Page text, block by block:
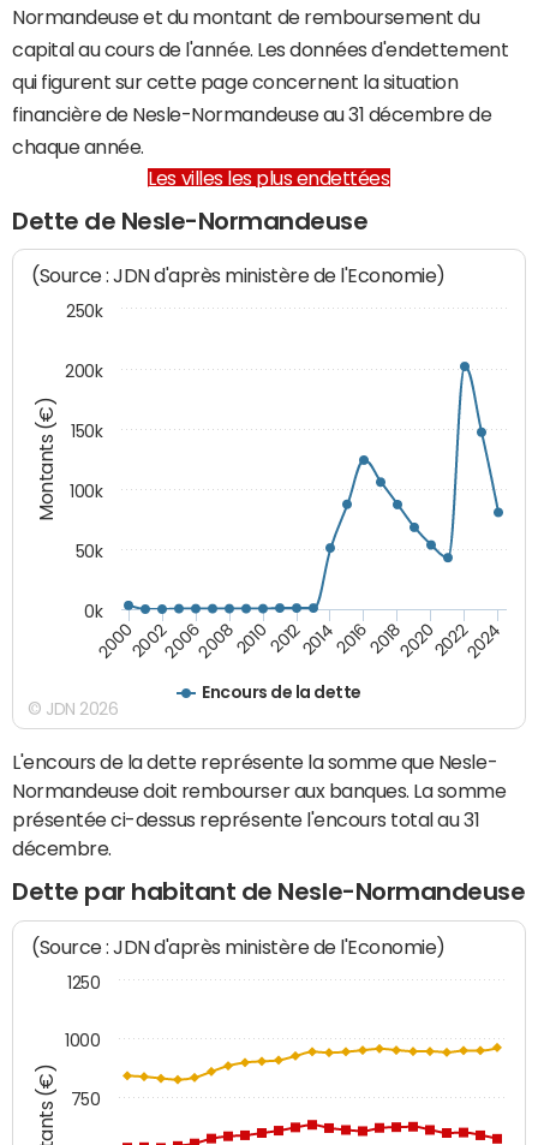
Normandeuse et du montant de remboursement du
capital au cours de l'année. Les données d'endettement
qui figurent sur cette page concernent la situation
financière de Nesle-Normandeuse au 31 décembre de
chaque année.
Les villes les plus endettées
Dette de Nesle-Normandeuse
Montants (€)
(Source : JDN d'après ministère de l'Economie)
Encours de la dette
200020022006200820102012201420162018202020222024
0k
50k
100k
150k
200k
250k
© JDN 2026
L'encours de la dette représente la somme que Nesle-
Normandeuse doit rembourser aux banques. La somme
présentée ci-dessus représente l'encours total au 31
décembre.
Dette par habitant de Nesle-Normandeuse
(Source : JDN d'après ministère de l'Economie)
750
1000
1250